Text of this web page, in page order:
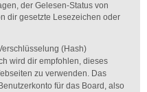
der Gelesen-Status von
dir gesetzte Lesezeichen oder
(Hash)
wird dir empfohlen, dieses
zu verwenden. Das
für das Board, also